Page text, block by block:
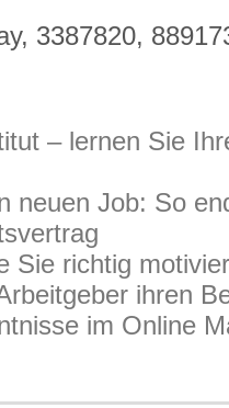
3387820,
– lernen Sie
neuen Job: So
Sie richtig
ihren
im Online